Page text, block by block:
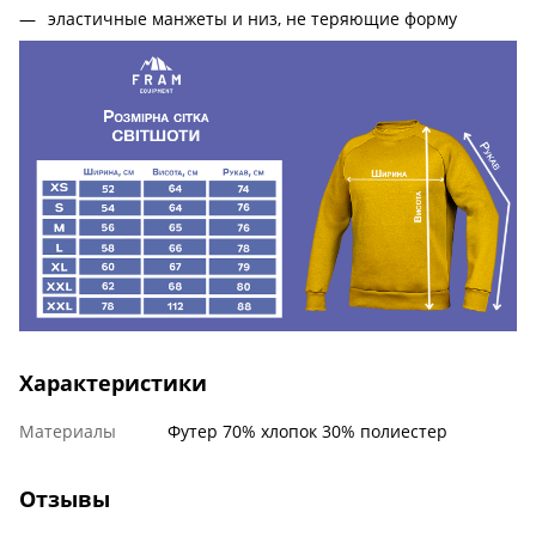
эластичные манжеты и низ, не теряющие форму
Характеристики
Материалы Футер 70% хлопок 30% полиестер
Отзывы